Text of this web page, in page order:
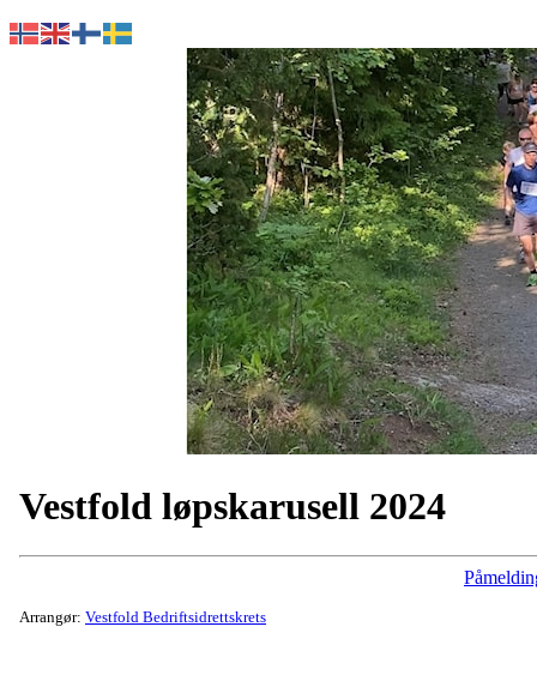
Vestfold løpskarusell 2024
Arrangør: Vestfold Bedriftsidrettskrets